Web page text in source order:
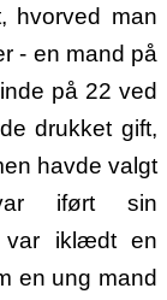
hvorved man
- en mand på
på 22 ved
drukket gift,
havde valgt
iført sin
var iklædt en
en ung mand